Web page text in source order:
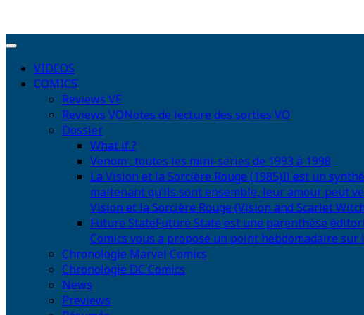
VIDEOS
COMICS
Reviews VF
Reviews VONotes de lecture des sorties VO
Dossier
What if ?
Venom : toutes les mini-séries de 1993 à 1998
La Vision et la Sorcière Rouge (1985)Il est un
maitenant qu’ils sont ensemble, leur amour peut
Vision et la Sorcière Rouge (Vision and Scarlet
Future StateFuture State est une parenthèse
Comics vous a proposé un point hebdomadaire sur
Chronologie Marvel Comics
Chronologie DC Comics
News
Previews